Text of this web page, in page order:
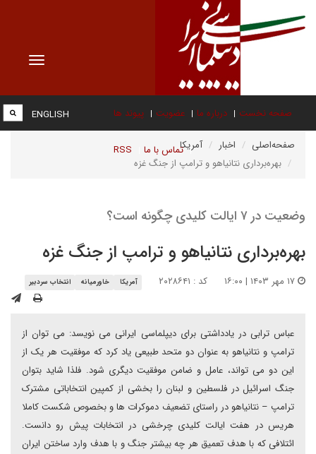
Toggle
صفحه نخست درباره ما عضویت پیوند ها
تماس با ما RSS
ENGLISH
صفحه‌اصلی اخبار
آمریکا
بهره‌برداری نتانیاهو و ترامپ از جنگ غزه
وضعیت در ۷ ایالت کلیدی چگونه است؟
بهره‌برداری نتانیاهو و ترامپ از جنگ غزه
کد : ۲۰۲۸۶۴۱ آمریکا خاورمیانه انتخاب سردبیر
عباس ترابی در یادداشتی برای دیپلماسی ایرانی می نویسد: می توان از
ترامپ و نتانیاهو به عنوان دو متحد طبیعی یاد کرد که موفقیت هر یک از
این دو می تواند، عامل و ضامن موفقیت دیگری شود. فلذا شاید بتوان
جنگ اسرائیل در فلسطین و لبنان را بخشی از کمپین انتخاباتی مشترک
ترامپ – نتانیاهو در راستای تضعیف دموکرات ها و بخصوص شکست کاملا
هریس در هفت ایالت کلیدی چرخشی در انتخابات پیش رو دانست.
ائتلافی که با هدف تعمیق هر چه بیشتر جنگ و با هدف وارد ساختن ایران